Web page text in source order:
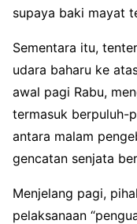
supaya baki mayat
Sementara itu,
udara baharu ke
awal pagi Rabu,
termasuk berpuluh-
antara malam
gencatan senjata
Menjelang pagi,
pelaksanaan